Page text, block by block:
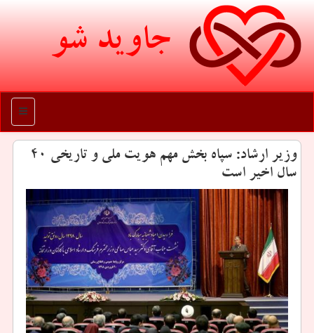
جاوید شو
منو
وزیر ارشاد: سپاه بخش مهم هویت ملی و تاریخی ۴۰
سال اخیر است